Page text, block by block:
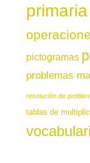
primaria
pictogramas
problemas
resolución de
tablas de